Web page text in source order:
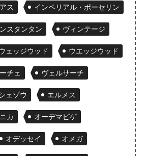
ス インペリアル・ポーセリン
スタンタン ヴィンテージ
ェッジウッド ウエッジウッド
チェ ヴェルサーチ
ェゾウ エルメス
カ オーデマピゲ
オデッセイ オメガ